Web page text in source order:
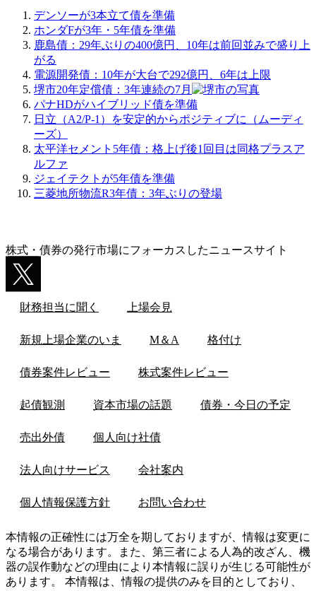
デンソーが3本立て債を準備
ホンダFが3年・5年債を準備
鹿島債：29年ぶりの400億円、10年は前回並みで盛り上
がる
電源開発債：10年が大台で292億円、6年は上限
堺市20年定償債：3年連続の7月
パナHDがハイブリッド債を準備
日立（A2/P-1）を安定的からポジティブに（ムーディ
ーズ）
太平洋セメント5年債：格上げ後1回目は同格プラスア
ルファ
ジェイテクトが5年債を準備
三菱地所物流R3年債：3年ぶりの登場
株式・債券の発行市場にフォーカスしたニュースサイト
財務担当に聞く 上場会見
新規上場企業のいま M＆A 格付け
債券案件レビュー 株式案件レビュー
起債観測 資本市場の話題 債券・今日の予定
売出外債 個人向け社債
法人向けサービス 会社案内
個人情報保護方針 お問い合わせ
本情報の正確性には万全を期しておりますが、情報は変更に
なる場合があります。また、第三者による人為的改ざん、機
器の誤作動などの理由により本情報に誤りが生じる可能性が
あります。 本情報は、情報の提供のみを目的としており、